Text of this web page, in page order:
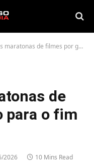
de filmes por gênero para o fim de semana
de
para o fim
2026 10 Mins Read